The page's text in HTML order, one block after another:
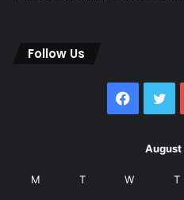
Follow Us
August
M T W T